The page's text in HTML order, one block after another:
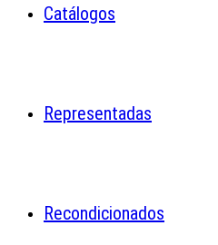
Catálogos
Representadas
Recondicionados